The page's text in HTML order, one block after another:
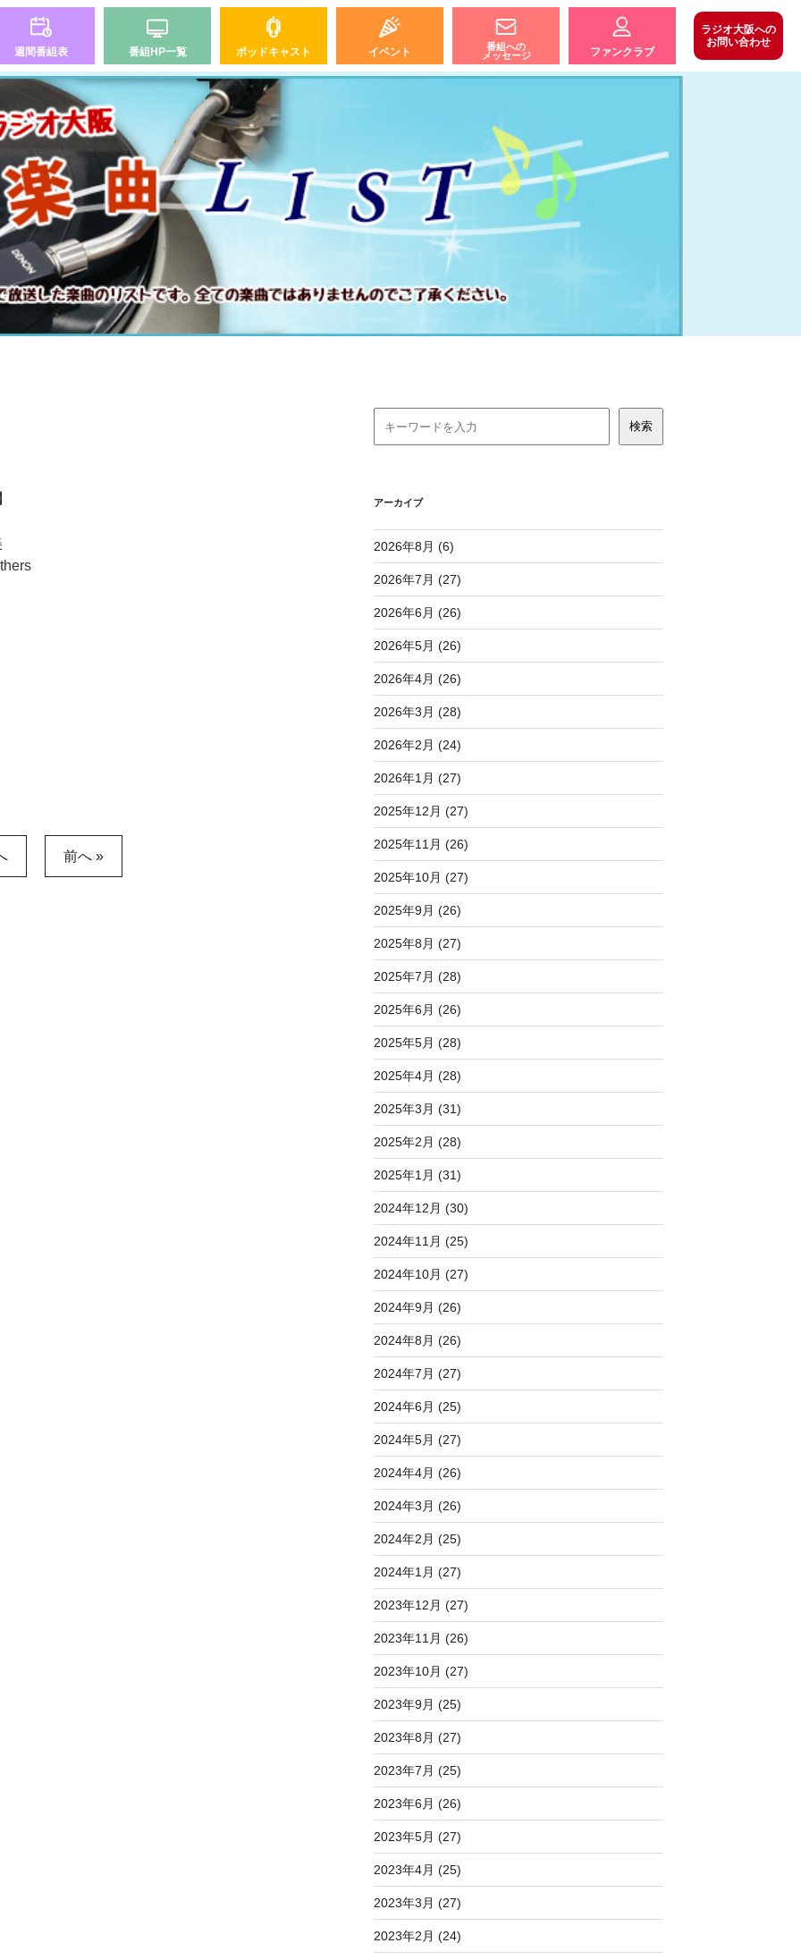
週間番組表 番組HP一覧 ポッドキャスト イベント
番組への
メッセージ
ファンクラブ
ラジオ大阪への
お問い合わせ
前へ »
アーカイブ
2026年8月 (6)
2026年7月 (27)
2026年6月 (26)
2026年5月 (26)
2026年4月 (26)
2026年3月 (28)
2026年2月 (24)
2026年1月 (27)
2025年12月 (27)
2025年11月 (26)
2025年10月 (27)
2025年9月 (26)
2025年8月 (27)
2025年7月 (28)
2025年6月 (26)
2025年5月 (28)
2025年4月 (28)
2025年3月 (31)
2025年2月 (28)
2025年1月 (31)
2024年12月 (30)
2024年11月 (25)
2024年10月 (27)
2024年9月 (26)
2024年8月 (26)
2024年7月 (27)
2024年6月 (25)
2024年5月 (27)
2024年4月 (26)
2024年3月 (26)
2024年2月 (25)
2024年1月 (27)
2023年12月 (27)
2023年11月 (26)
2023年10月 (27)
2023年9月 (25)
2023年8月 (27)
2023年7月 (25)
2023年6月 (26)
2023年5月 (27)
2023年4月 (25)
2023年3月 (27)
2023年2月 (24)